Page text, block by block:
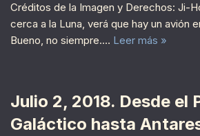
Créditos de la Imagen y Derechos: Ji-
cerca a la Luna, verá que hay un avión
Bueno, no siempre.… Leer más »
Julio 2, 2018. Desde el
Galáctico hasta